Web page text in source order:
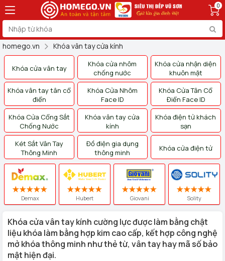
0
homego.vn Khóa vân tay cửa kính
Khóa cửa vân tay
Khóa cửa nhôm
chống nước
Khóa cửa nhận diện
khuôn mặt
Khóa vân tay tân cổ
điển
Khóa Cửa Nhôm
Face ID
Khóa Cửa Tân Cổ
Điển Face ID
Khóa Cửa Cổng Sắt
Chống Nước
Khóa vân tay cửa
kính
Khóa điện tử khách
sạn
Két Sắt Vân Tay
Thông Minh
Đồ điện gia dụng
thông minh
Khóa cửa điện tử
Demax Hubert Giovani Solity
Khóa cửa vân tay kính cường lực được làm bằng chật
liệu khóa làm bằng hợp kim cao cấp, kết hợp công nghệ
mở khóa thông minh như thẻ từ, vân tay hay mã số bảo
mật hiện đại.